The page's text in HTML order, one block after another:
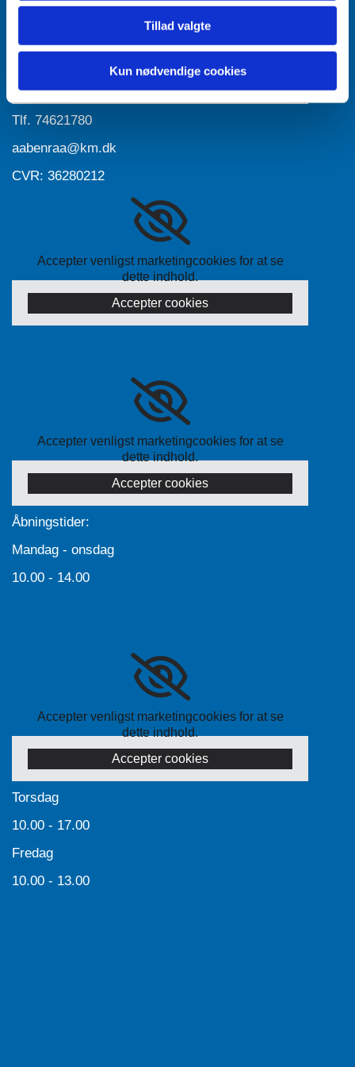
Tillad valgte
Kun nødvendige cookies
dette indhold.
Accepter cookies
Tlf. 74621780
aabenraa@km.dk
CVR: 36280212
Accepter venligst marketingcookies for at se
dette indhold.
Accepter cookies
Accepter venligst marketingcookies for at se
dette indhold.
Accepter cookies
Åbningstider:
Mandag - onsdag
10.00 - 14.00
Accepter venligst marketingcookies for at se
dette indhold.
Accepter cookies
Torsdag
10.00 - 17.00
Fredag
10.00 - 13.00